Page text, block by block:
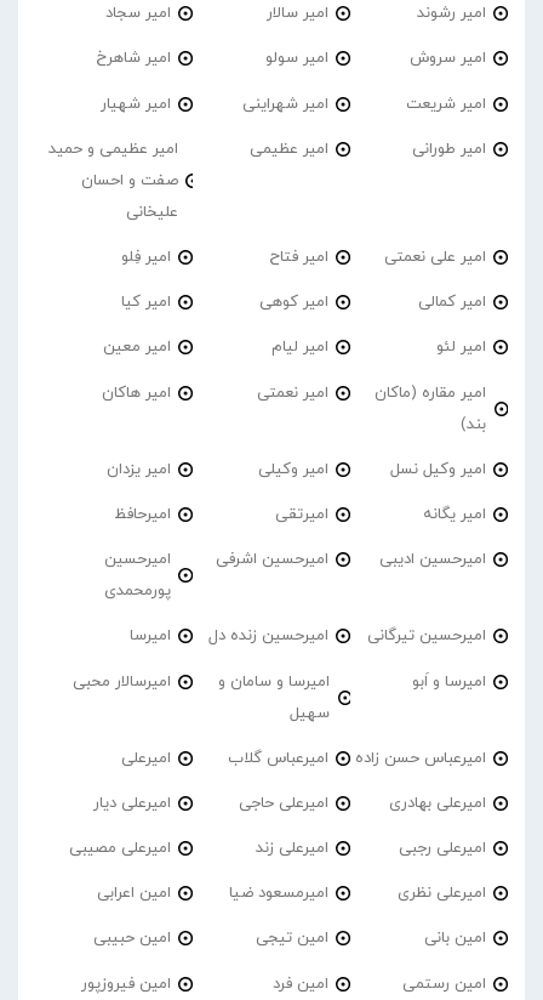
امیر رشوند امیر سالار امیر سجاد
امیر سروش امیر سولو امیر شاهرخ
امیر شریعت امیر شهراینی امیر شهیار
امیر طورانی امیر عظیمی
امیر عظیمی و حمید
صفت و احسان
علیخانی
امیر علی نعمتی امیر فتاح امیر فِلو
امیر کمالی امیر کوهی امیر کیا
امیر لئو امیر لیام امیر معین
امیر مقاره (ماکان
بند)
امیر نعمتی امیر هاکان
امیر وکیل نسل امیر وکیلی امیر یزدان
امیر یگانه امیرتقی امیرحافظ
امیرحسین ادیبی امیرحسین اشرفی
امیرحسین
پورمحمدی
امیرحسین تیرگانی امیرحسین زنده دل امیرسا
امیرسا و اَبو
امیرسا و سامان و
سهیل
امیرسالار محبی
امیرعباس حسن زاده امیرعباس گلاب امیرعلی
امیرعلی بهادری امیرعلی حاجی امیرعلی دیار
امیرعلی رجبی امیرعلی زند امیرعلی مصیبی
امیرعلی نظری امیرمسعود ضیا امین اعرابی
امین بانی امین تیجی امین حبیبی
امین رستمی امین فرد امین فیروزپور